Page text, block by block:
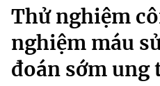
Chuyên mục
Chính trị
Xã hội
Kinh tế
Thể thao
Truyền hình
Văn hóa - Giải trí
Thử nghiệm
nghiệm máu
đoán sớm ung